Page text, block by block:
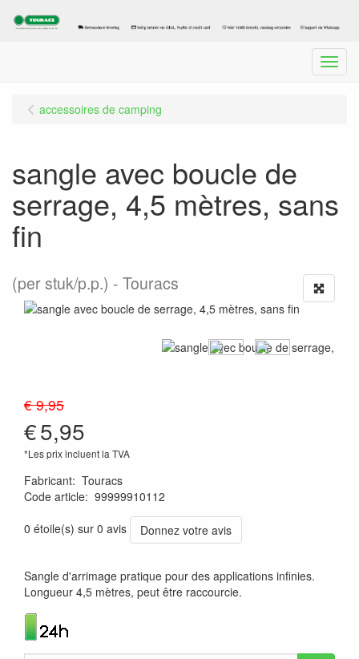
Menu
accessoires de camping
sangle avec boucle de
serrage, 4,5 mètres, sans
fin
(per stuk/p.p.) Touracs
€ 9,95
€5,95
*Les prix incluent la TVA
Fabricant: Touracs
Code article: 99999910112
0 étoile(s) sur 0 avis
Donnez votre avis
Sangle d'arrimage pratique pour des applications infinies.
Longueur 4,5 mètres, peut être raccourcie.